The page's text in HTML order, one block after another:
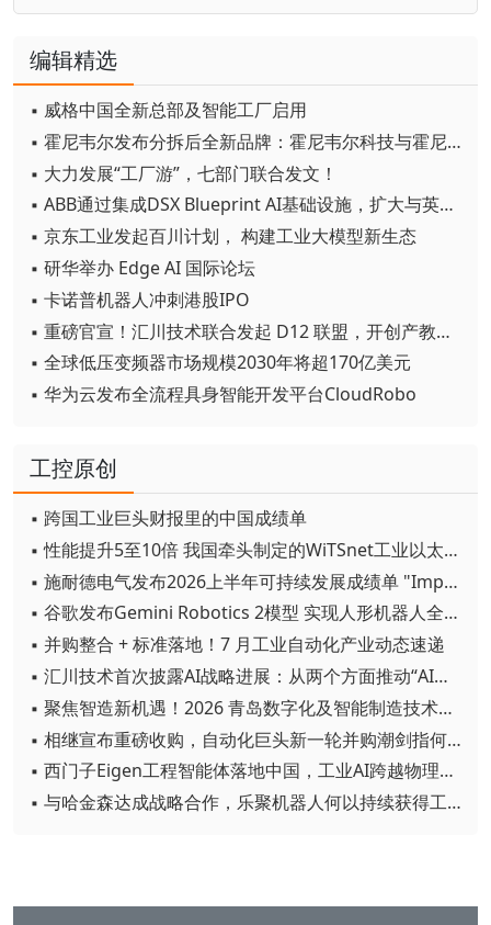
编辑精选
▪ 威格中国全新总部及智能工厂启用
▪ 霍尼韦尔发布分拆后全新品牌：霍尼韦尔科技与霍尼韦尔航空航天
▪ 大力发展“工厂游”，七部门联合发文！
▪ ABB通过集成DSX Blueprint AI基础设施，扩大与英伟达的合作
▪ 京东工业发起百川计划， 构建工业大模型新生态
▪ 研华举办 Edge AI 国际论坛
▪ 卡诺普机器人冲刺港股IPO
▪ 重磅官宣！汇川技术联合发起 D12 联盟，开创产教融合新范式
▪ 全球低压变频器市场规模2030年将超170亿美元
▪ 华为云发布全流程具身智能开发平台CloudRobo
工控原创
▪ 跨国工业巨头财报里的中国成绩单
▪ 性能提升5至10倍 我国牵头制定的WiTSnet工业以太网国际标准正式发布
▪ 施耐德电气发布2026上半年可持续发展成绩单 "Impact 2030"路线图开局稳健
▪ 谷歌发布Gemini Robotics 2模型 实现人形机器人全身智能控制突破
▪ 并购整合 + 标准落地！7 月工业自动化产业动态速递
▪ 汇川技术首次披露AI战略进展：从两个方面推动“AI业务化”落地
▪ 聚焦智造新机遇！2026 青岛数字化及智能制造技术论坛圆满落幕
▪ 相继宣布重磅收购，自动化巨头新一轮并购潮剑指何方？
▪ 西门子Eigen工程智能体落地中国，工业AI跨越物理世界“确定性”拐点
▪ 与哈金森达成战略合作，乐聚机器人何以持续获得工业巨头青睐？